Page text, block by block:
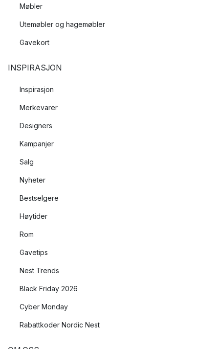
Møbler
Utemøbler og hagemøbler
Gavekort
INSPIRASJON
Inspirasjon
Merkevarer
Designers
Kampanjer
Salg
Nyheter
Bestselgere
Høytider
Rom
Gavetips
Nest Trends
Black Friday 2026
Cyber Monday
Rabattkoder Nordic Nest